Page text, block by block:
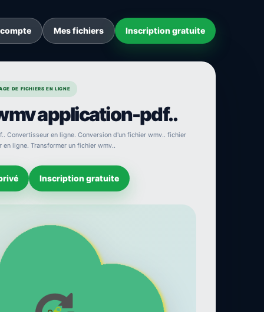
Mes fichiers Inscription gratuite
DE FICHIERS EN LIGNE
application-pdf..
Convertisseur en ligne. Conversion d'un fichier wmv.. fichier
ligne. Transformer un fichier wmv..
Inscription gratuite